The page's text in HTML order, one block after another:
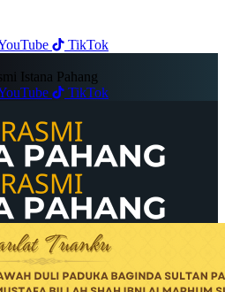
TikTok
Istana Pahang
TikTok